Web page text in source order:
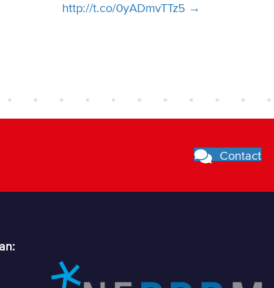
http://t.co/0yADmvTTz5 →
Contact